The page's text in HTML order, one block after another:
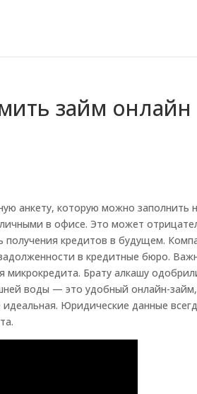
займ онлайн
анкету, которую можно заполнить
в офисе. Это может
получения кредитов в будущем.
в кредитные бюро.
микрокредита. Брату алкашу
воды — это удобный онлайн-займ,
Юридические данные